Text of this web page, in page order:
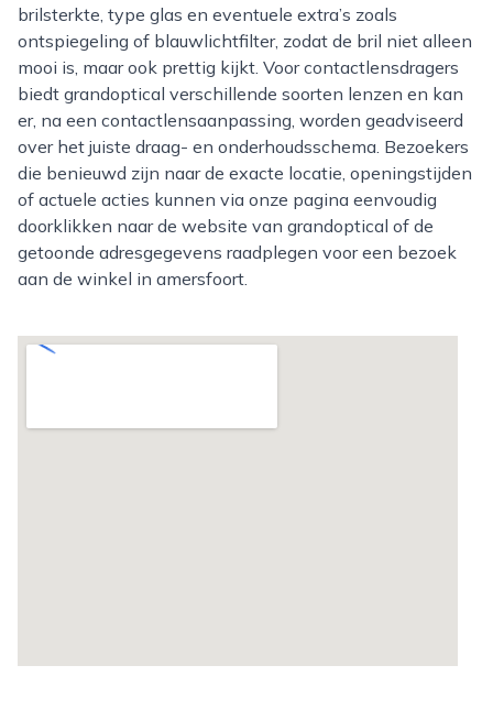
brilsterkte, type glas en eventuele extra’s zoals
ontspiegeling of blauwlichtfilter, zodat de bril niet alleen
mooi is, maar ook prettig kijkt. Voor contactlensdragers
biedt grandoptical verschillende soorten lenzen en kan
er, na een contactlensaanpassing, worden geadviseerd
over het juiste draag- en onderhoudsschema. Bezoekers
die benieuwd zijn naar de exacte locatie, openingstijden
of actuele acties kunnen via onze pagina eenvoudig
doorklikken naar de website van grandoptical of de
getoonde adresgegevens raadplegen voor een bezoek
aan de winkel in amersfoort.